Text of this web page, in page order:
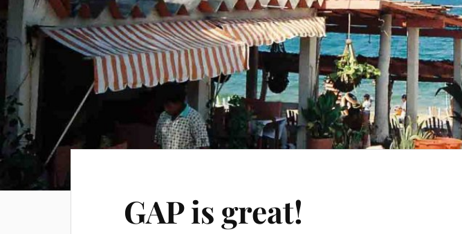
GAP is great!